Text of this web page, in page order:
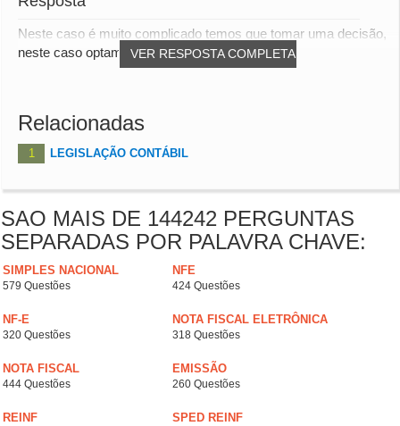
VER RESPOSTA COMPLETA
Neste caso é muito complicado temos que tomar uma decisão,
neste caso optamos pela melhor opção tent...
Relacionadas
1 LEGISLAÇÃO CONTÁBIL
SAO MAIS DE 144242 PERGUNTAS
SEPARADAS POR PALAVRA CHAVE:
SIMPLES NACIONAL
579 Questões
NFE
424 Questões
NF-E
320 Questões
NOTA FISCAL ELETRÔNICA
318 Questões
NOTA FISCAL
444 Questões
EMISSÃO
260 Questões
REINF SPED REINF